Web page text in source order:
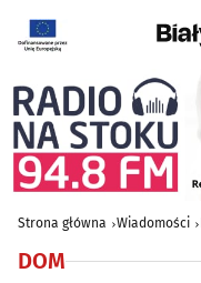
Strona główna Wiadomości
DOM